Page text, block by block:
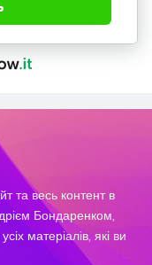
весь контент в
Бондаренком,
матеріалів, які ви